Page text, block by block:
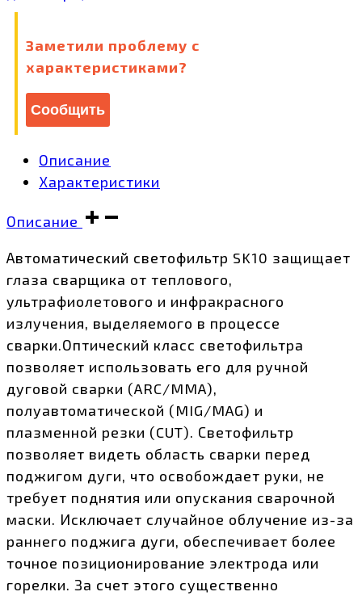
Заметили проблему с
характеристиками?
Сообщить
Описание
Характеристики
Описание
Автоматический светофильтр SK10 защищает
глаза сварщика от теплового,
ультрафиолетового и инфракрасного
излучения, выделяемого в процессе
сварки.Оптический класс светофильтра
позволяет использовать его для ручной
дуговой сварки (ARC/MMA),
полуавтоматической (MIG/MAG) и
плазменной резки (CUT). Светофильтр
позволяет видеть область сварки перед
поджигом дуги, что освобождает руки, не
требует поднятия или опускания сварочной
маски. Исключает случайное облучение из-за
раннего поджига дуги, обеспечивает более
точное позиционирование электрода или
горелки. За счет этого существенно